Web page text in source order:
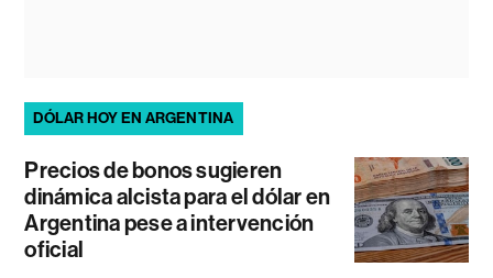
DÓLAR HOY EN ARGENTINA
Precios de bonos sugieren
dinámica alcista para el dólar en
Argentina pese a intervención
oficial